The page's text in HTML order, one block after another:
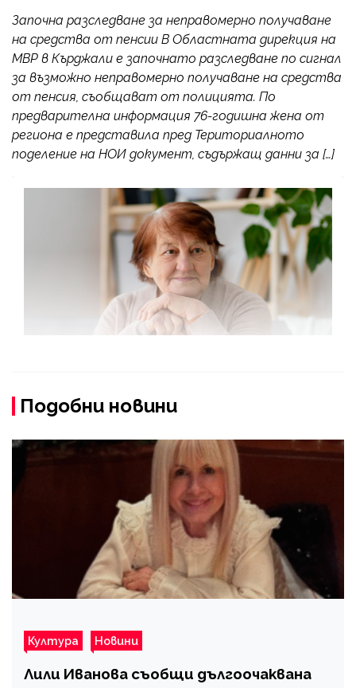
Започна разследване за неправомерно получаване
на средства от пенсии В Областната дирекция на
МВР в Кърджали е започнато разследване по сигнал
за възможно неправомерно получаване на средства
от пенсия, съобщават от полицията. По
предварителна информация 76-годишна жена от
региона е представила пред Териториалното
поделение на НОИ документ, съдържащ данни за […]
Подобни новини
Култура Новини
Лили Иванова съобщи дългоочаквана